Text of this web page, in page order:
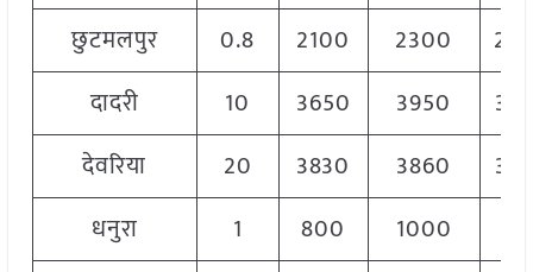
छुटमलपुर
0.8 2100 2300
दादरी
10 3650 3950
देवरिया
20 3830 3860
धनुरा
1 800 1000